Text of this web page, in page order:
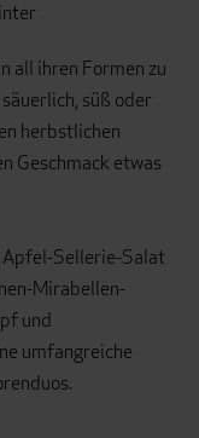
all ihren Formen zu
süß oder
herbstlichen
Geschmack etwas
Apfel-Sellerie-Salat
Mirabellen-
und
umfangreiche